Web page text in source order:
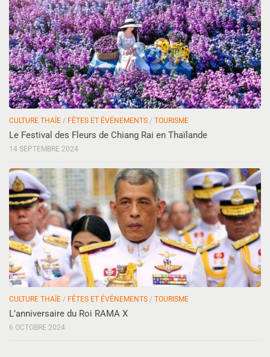
CULTURE THAÏE / FÊTES ET ÉVÉNEMENTS / TOURISME
Le Festival des Fleurs de Chiang Rai en Thaïlande
14 SEPTEMBRE 2024
CULTURE THAÏE / FÊTES ET ÉVÉNEMENTS / TOURISME
L’anniversaire du Roi RAMA X
6 OCTOBRE 2024